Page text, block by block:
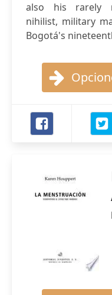
also his rarely
nihilist, military
Bogotá's